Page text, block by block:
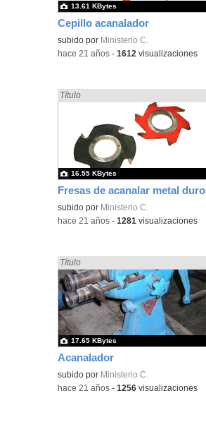
Cepillo acanalador
Contenido educativo.
subido por Ministerio C.
13.61 KBytes
-hace 21 años -1612 visualizaciones
Fresas de acanalar metal duro
Encontrado «acanalado» en:
Título
Contenido educativo.
subido por Ministerio C.
16.55 KBytes
-hace 21 años -1281 visualizaciones
Acanalador
Encontrado «acanalado» en:
Título
Contenido educativo.
subido por Ministerio C.
17.65 KBytes
-hace 21 años -1256 visualizaciones